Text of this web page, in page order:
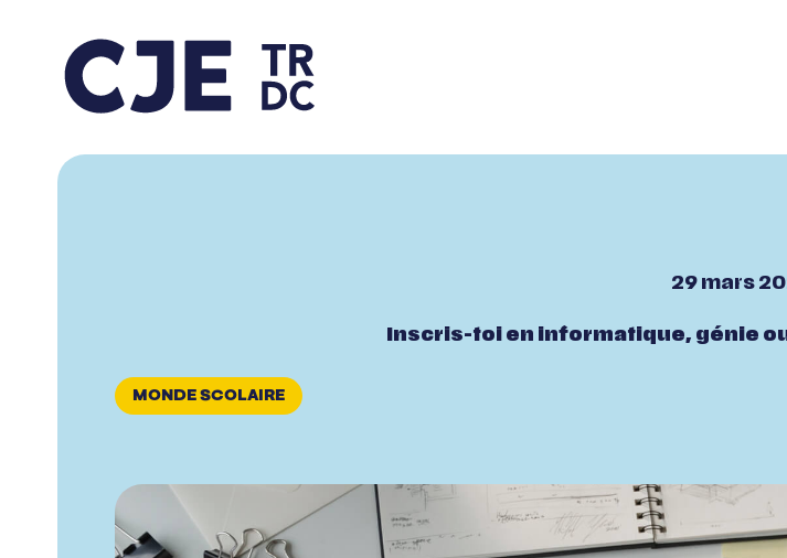
29 mars
Inscris-toi en informatique, génie
MONDE SCOLAIRE